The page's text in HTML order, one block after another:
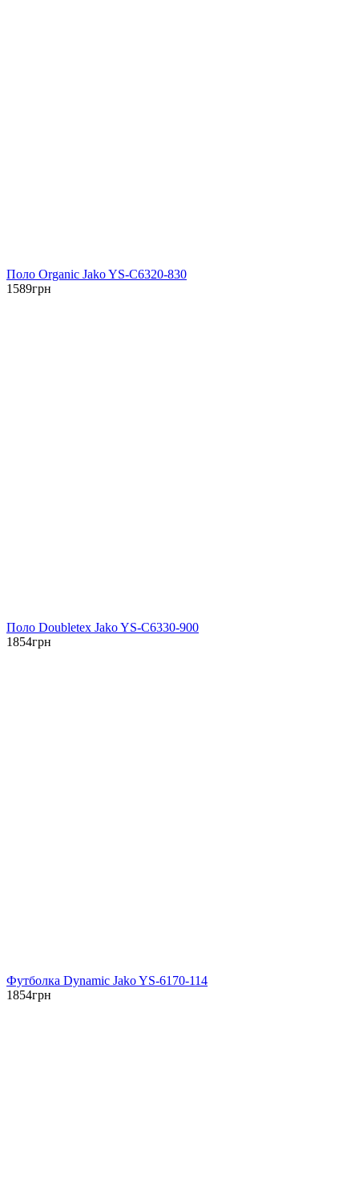
Поло Organic Jako YS-C6320-830
1589грн
Поло Doubletex Jako YS-C6330-900
1854грн
Футболка Dynamic Jako YS-6170-114
1854грн